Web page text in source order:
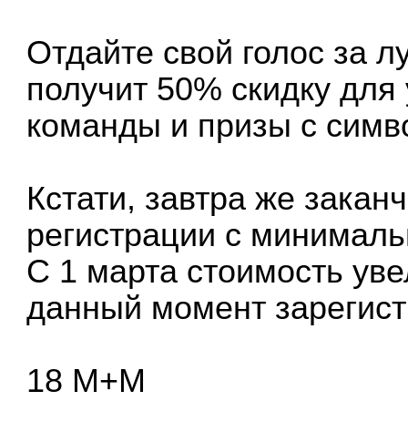
Отдайте свой голос за
получит 50% скидку
команды и призы с
Кстати, завтра же
регистрации с
С 1 марта стоимость
данный момент
18 М+М